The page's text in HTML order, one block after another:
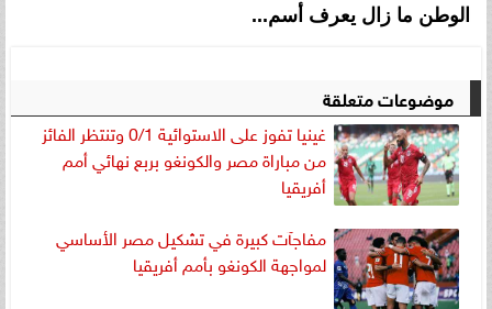
الوطن ما زال يعرف أسم...
موضوعات متعلقة
غينيا تفوز على الاستوائية 0/1 وتنتظر الفائز
من مباراة مصر والكونغو بربع نهائي أمم
أفريقيا
مفاجآت كبيرة في تشكيل مصر الأساسي
لمواجهة الكونغو بأمم أفريقيا